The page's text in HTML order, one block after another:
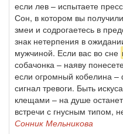
если лев – испытаете
Сон, в котором вы
змеи и содрогаетесь в
знак нетерпения в
мужчиной. Если вас во сне
собачонка – наяву
если огромный кобелина
сигнал тревоги. Быть
клещами – на душе
встречи с гнусным типом,
Сонник Мельникова